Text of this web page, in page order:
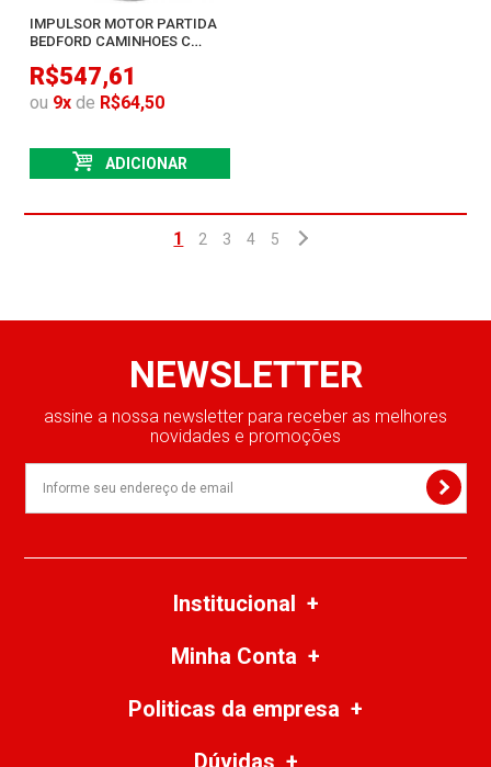
IMPULSOR MOTOR PARTIDA
BEDFORD CAMINHOES C
R$547,61
ou 9x de R$64,50
ADICIONAR
1 2 3 4 5
NEWSLETTER
assine a nossa newsletter para receber as melhores
novidades e promoções
Institucional
Minha Conta
Politicas da empresa